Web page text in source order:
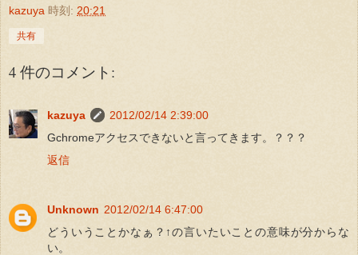
kazuya 時刻: 20:21
共有
4 件のコメント:
kazuya
2012/02/14 2:39:00
Gchromeアクセスできないと言ってきます。？？？
返信
Unknown 2012/02/14 6:47:00
どういうことかなぁ？↑の言いたいことの意味が分からな
い。